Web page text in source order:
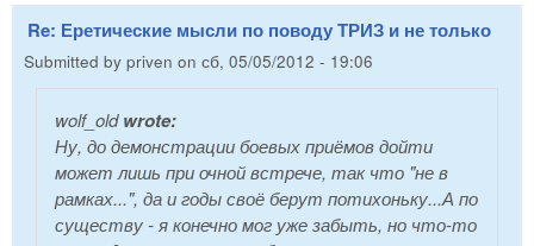
Re: Еретические мысли по поводу ТРИЗ и не только
Submitted by priven on сб, 05/05/2012 - 19:06
wolf_oldwrote:
Ну, до демонстрации боевых приёмов дойти
может лишь при очной встрече, так что "не в
рамках...", да и годы своё берут потихоньку...А по
существу - я конечно мог уже забыть, но что-то